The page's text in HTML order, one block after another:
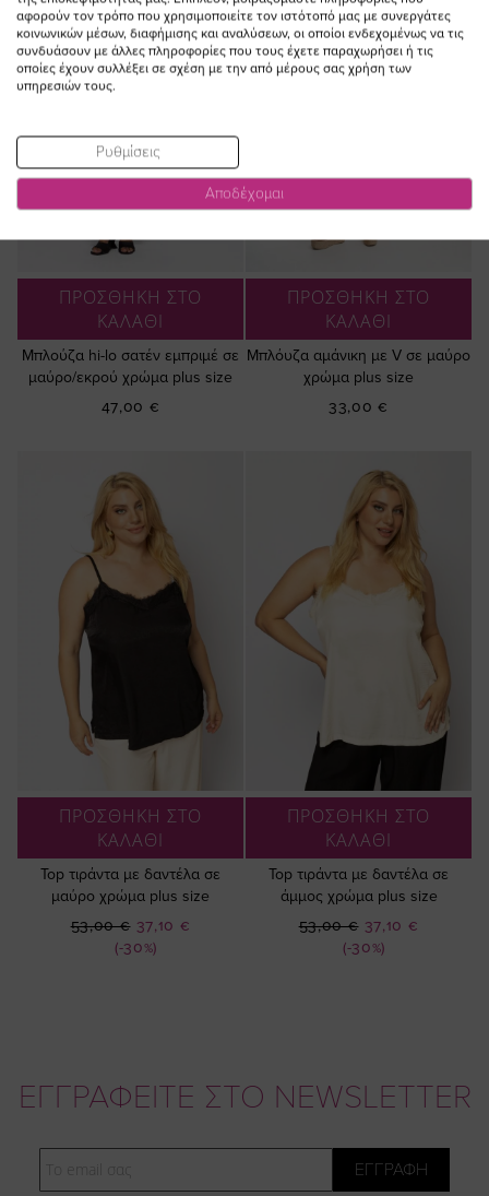
ΠΡΟΣΘΗΚΗ ΣΤΟ
ΚΑΛΑΘΙ
Μπλούζα hi-lo σατέν εμπριμέ σε
μαύρο/εκρού χρώμα plus size
47,00 €
ΠΡΟΣΘΗΚΗ ΣΤΟ
ΚΑΛΑΘΙ
Μπλόυζα αμάνικη με V σε μαύρο
χρώμα plus size
33,00 €
ΠΡΟΣΘΗΚΗ ΣΤΟ
ΚΑΛΑΘΙ
Top τιράντα με δαντέλα σε
μαύρο χρώμα plus size
(-30%)
Ειδική
Τιμή
37,10 €
53,00 €
ΠΡΟΣΘΗΚΗ ΣΤΟ
ΚΑΛΑΘΙ
Top τιράντα με δαντέλα σε
άμμος χρώμα plus size
(-30%)
Ειδική
Τιμή
37,10 €
53,00 €
ΕΓΓΡΑΦΕΙΤΕ ΣΤΟ NEWSLETTER
ΕΓΓΡΑΦΗ
αφορούν τον τρόπο που χρησιμοποιείτε τον ιστότοπό μας με συνεργάτες
κοινωνικών μέσων, διαφήμισης και αναλύσεων, οι οποίοι ενδεχομένως να τις
συνδυάσουν με άλλες πληροφορίες που τους έχετε παραχωρήσει ή τις
οποίες έχουν συλλέξει σε σχέση με την από μέρους σας χρήση των
υπηρεσιών τους.
Ρυθμίσεις
Αποδέχομαι